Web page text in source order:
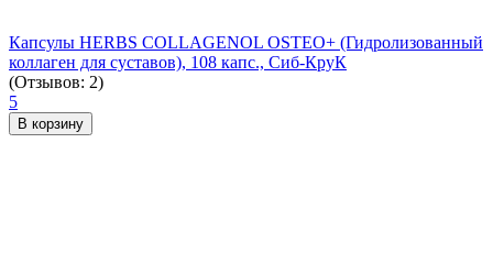
Капсулы HERBS COLLAGENOL OSTEO+ (Гидролизованный
коллаген для суставов), 108 капс., Сиб-КруК
(Отзывов: 2)
5
В корзину